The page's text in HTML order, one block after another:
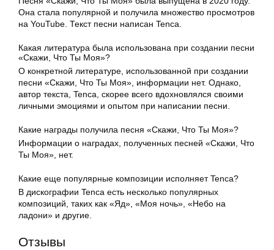
Она стала популярной и получила множество просмотров
на YouTube. Текст песни написан Tenca.
Какая литература была использована при создании песни
«Скажи, Что Ты Моя»?
О конкретной литературе, использованной при создании
песни «Скажи, Что Ты Моя», информации нет. Однако,
автор текста, Tenca, скорее всего вдохновлялся своими
личными эмоциями и опытом при написании песни.
Какие награды получила песня «Скажи, Что Ты Моя»?
Информации о наградах, полученных песней «Скажи, Что
Ты Моя», нет.
Какие еще популярные композиции исполняет Tenca?
В дискографии Tenca есть несколько популярных
композиций, таких как «Яд», «Моя ночь», «Небо на
ладони» и другие.
Отзывы